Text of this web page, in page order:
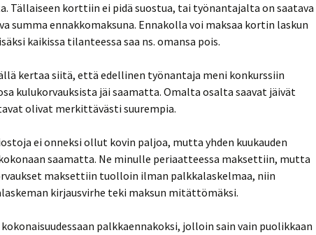
Tällaiseen korttiin ei pidä suostua, tai työnantajalta on saatava
summa ennakkomaksuna. Ennakolla voi maksaa kortin laskun
kaikissa tilanteessa saa ns. omansa pois.
kertaa siitä, että edellinen työnantaja meni konkurssiin
kulukorvauksista jäi saamatta. Omalta osalta saavat jäivät
olivat merkittävästi suurempia.
ei onneksi ollut kovin paljoa, mutta yhden kuukauden
saamatta. Ne minulle periaatteessa maksettiin, mutta
maksettiin tuolloin ilman palkkalaskelmaa, niin
kirjausvirhe teki maksun mitättömäksi.
palkkaennakoksi, jolloin sain vain puolikkaan